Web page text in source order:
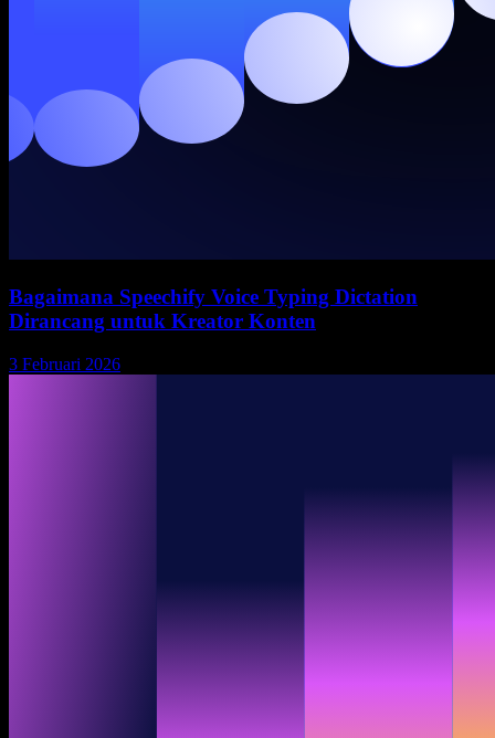
Bagaimana Speechify Voice Typing Dictation
Dirancang untuk Kreator Konten
3 Februari 2026